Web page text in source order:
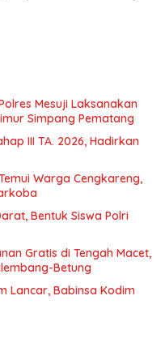
Mesuji Laksanakan
Simpang Pematang
III TA. 2026, Hadirkan
Warga Cengkareng,
Bentuk Siswa Polri
Gratis di Tengah Macet,
Betung
Lancar, Babinsa Kodim